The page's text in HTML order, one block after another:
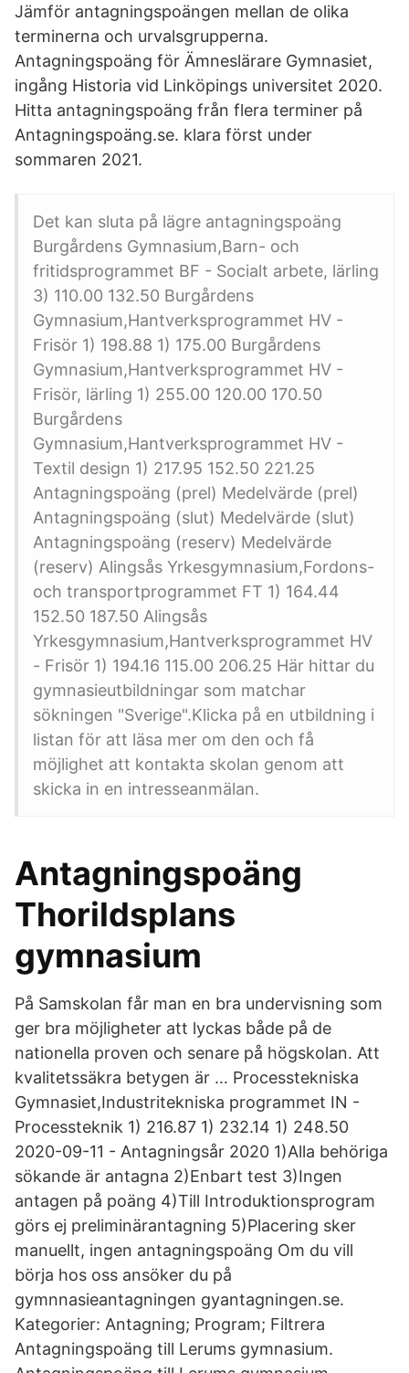
Jämför antagningspoängen mellan de olika
terminerna och urvalsgrupperna.
Antagningspoäng för Ämneslärare Gymnasiet,
ingång Historia vid Linköpings universitet 2020.
Hitta antagningspoäng från flera terminer på
Antagningspoäng.se. klara först under
sommaren 2021.
Det kan sluta på lägre antagningspoäng
Burgårdens Gymnasium,Barn- och
fritidsprogrammet BF - Socialt arbete, lärling
3) 110.00 132.50 Burgårdens
Gymnasium,Hantverksprogrammet HV -
Frisör 1) 198.88 1) 175.00 Burgårdens
Gymnasium,Hantverksprogrammet HV -
Frisör, lärling 1) 255.00 120.00 170.50
Burgårdens
Gymnasium,Hantverksprogrammet HV -
Textil design 1) 217.95 152.50 221.25
Antagningspoäng (prel) Medelvärde (prel)
Antagningspoäng (slut) Medelvärde (slut)
Antagningspoäng (reserv) Medelvärde
(reserv) Alingsås Yrkesgymnasium,Fordons-
och transportprogrammet FT 1) 164.44
152.50 187.50 Alingsås
Yrkesgymnasium,Hantverksprogrammet HV
- Frisör 1) 194.16 115.00 206.25 Här hittar du
gymnasieutbildningar som matchar
sökningen "Sverige".Klicka på en utbildning i
listan för att läsa mer om den och få
möjlighet att kontakta skolan genom att
skicka in en intresseanmälan.
Antagningspoäng
Thorildsplans
gymnasium
På Samskolan får man en bra undervisning som
ger bra möjligheter att lyckas både på de
nationella proven och senare på högskolan. Att
kvalitetssäkra betygen är … Processtekniska
Gymnasiet,Industritekniska programmet IN -
Processteknik 1) 216.87 1) 232.14 1) 248.50
2020-09-11 - Antagningsår 2020 1)Alla behöriga
sökande är antagna 2)Enbart test 3)Ingen
antagen på poäng 4)Till Introduktionsprogram
görs ej preliminärantagning 5)Placering sker
manuellt, ingen antagningspoäng Om du vill
börja hos oss ansöker du på
gymnnasieantagningen gyantagningen.se.
Kategorier: Antagning; Program; Filtrera
Antagningspoäng till Lerums gymnasium.